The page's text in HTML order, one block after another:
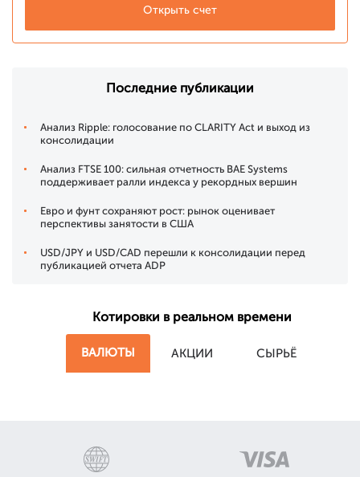
Открыть счет
Последние публикации
Анализ Ripple: голосование по CLARITY Act и выход из
консолидации
Анализ FTSE 100: сильная отчетность BAE Systems
поддерживает ралли индекса у рекордных вершин
Евро и фунт сохраняют рост: рынок оценивает
перспективы занятости в США
USD/JPY и USD/CAD перешли к консолидации перед
публикацией отчета ADP
Котировки в реальном времени
ВАЛЮТЫ АКЦИИ СЫРЬЁ